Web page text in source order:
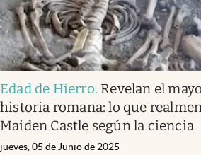
Edad de Hierro. Revelan el
historia romana: lo que
Maiden Castle según la ciencia
jueves, 05 de Junio de 2025